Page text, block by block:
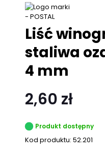
Liść
staliwa
4 mm
2,60 zł
Produkt dostępny
Kod produktu: 52.201